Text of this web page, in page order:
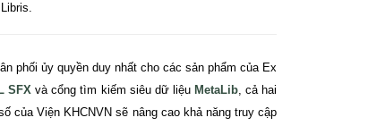
phối ủy quyền duy nhất cho các sản phẩm của Ex
SFX và cổng tìm kiếm siêu dữ liệu MetaLib, cả hai
của Viện KHCNVN sẽ nâng cao khả năng truy cập